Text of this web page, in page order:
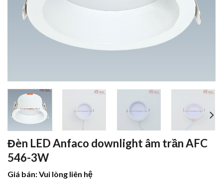
Đèn LED Anfaco downlight âm trần AFC
546-3W
Giá bán: Vui lòng liên hệ